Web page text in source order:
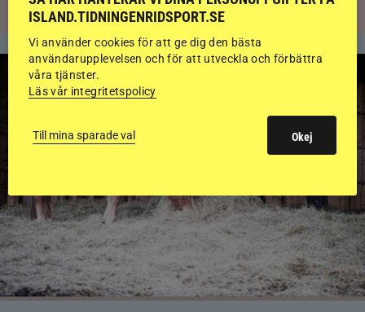
ISLAND.TIDNINGENRIDSPORT.SE
Vi använder cookies för att ge dig den bästa
användarupplevelsen och för att utveckla och förbättra
våra tjänster.
Läs vår integritetspolicy
Till mina sparade val Okej